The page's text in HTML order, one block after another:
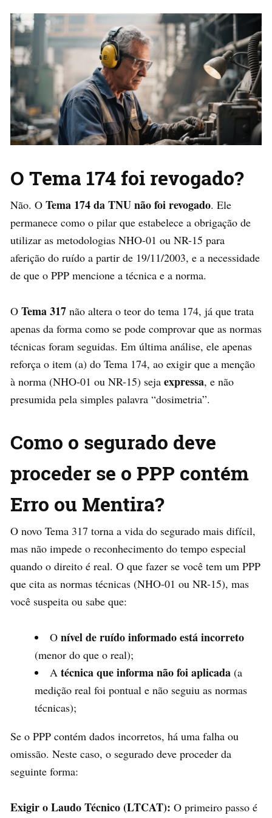
O Tema 174 foi revogado?
Não. O Tema 174 da TNU não foi revogado. Ele
permanece como o pilar que estabelece a obrigação de
utilizar as metodologias NHO-01 ou NR-15 para
aferição do ruído a partir de 19/11/2003, e a necessidade
de que o PPP mencione a técnica e a norma.
O Tema 317 não altera o teor do tema 174, já que trata
apenas da forma como se pode comprovar que as normas
técnicas foram seguidas. Em última análise, ele apenas
reforça o item (a) do Tema 174, ao exigir que a menção
à norma (NHO-01 ou NR-15) seja expressa, e não
presumida pela simples palavra “dosimetria”.
Como o segurado deve
proceder se o PPP contém
Erro ou Mentira?
O novo Tema 317 torna a vida do segurado mais difícil,
mas não impede o reconhecimento do tempo especial
quando o direito é real. O que fazer se você tem um PPP
que cita as normas técnicas (NHO-01 ou NR-15), mas
você suspeita ou sabe que:
O nível de ruído informado está incorreto
(menor do que o real);
A técnica que informa não foi aplicada (a
medição real foi pontual e não seguiu as normas
técnicas);
Se o PPP contém dados incorretos, há uma falha ou
omissão. Neste caso, o segurado deve proceder da
seguinte forma:
Exigir o Laudo Técnico (LTCAT): O primeiro passo é